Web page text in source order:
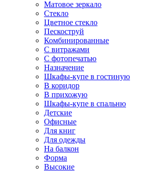
Матовое зеркало
Стекло
Цветное стекло
Пескоструй
Комбинированные
С витражами
С фотопечатью
Назначение
Шкафы-купе в гостиную
В коридор
В прихожую
Шкафы-купе в спальню
Детские
Офисные
Для книг
Для одежды
На балкон
Форма
Высокие